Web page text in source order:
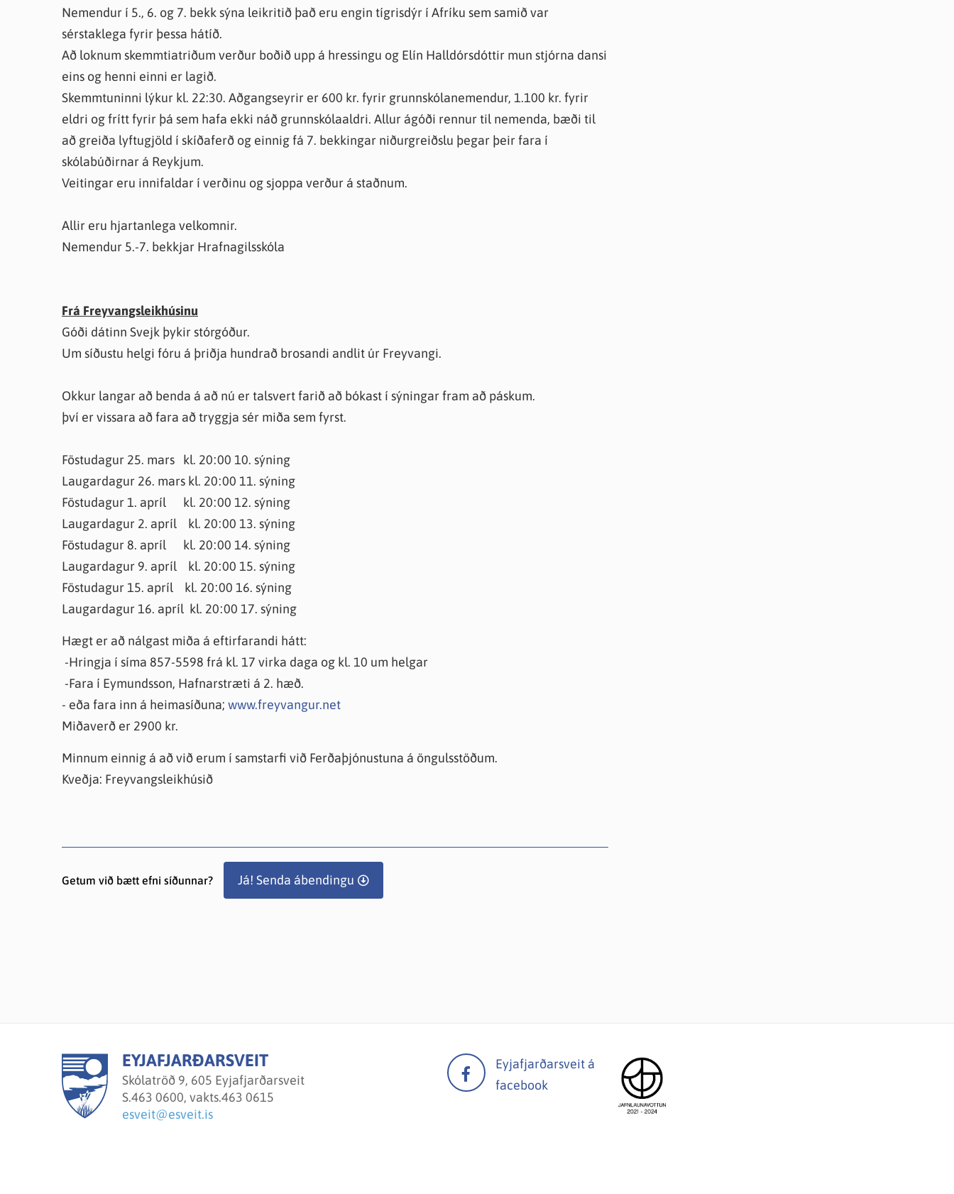
Nemendur í 5., 6. og 7. bekk sýna leikritið það eru engin tígrisdýr í Afríku sem samið var
sérstaklega fyrir þessa hátíð.
Að loknum skemmtiatriðum verður boðið upp á hressingu og Elín Halldórsdóttir mun stjórna dansi
eins og henni einni er lagið.
Skemmtuninni lýkur kl. 22:30. Aðgangseyrir er 600 kr. fyrir grunnskólanemendur, 1.100 kr. fyrir
eldri og frítt fyrir þá sem hafa ekki náð grunnskólaaldri. Allur ágóði rennur til nemenda, bæði til
að greiða lyftugjöld í skíðaferð og einnig fá 7. bekkingar niðurgreiðslu þegar þeir fara í
skólabúðirnar á Reykjum.
Veitingar eru innifaldar í verðinu og sjoppa verður á staðnum.
Allir eru hjartanlega velkomnir.
Nemendur 5.-7. bekkjar Hrafnagilsskóla
Frá Freyvangsleikhúsinu
Góði dátinn Svejk þykir stórgóður.
Um síðustu helgi fóru á þriðja hundrað brosandi andlit úr Freyvangi.
Okkur langar að benda á að nú er talsvert farið að bókast í sýningar fram að páskum.
því er vissara að fara að tryggja sér miða sem fyrst.
Föstudagur 25. mars kl. 20:00 10. sýning
Laugardagur 26. mars kl. 20:00 11. sýning
Föstudagur 1. apríl kl. 20:00 12. sýning
Laugardagur 2. apríl kl. 20:00 13. sýning
Föstudagur 8. apríl kl. 20:00 14. sýning
Laugardagur 9. apríl kl. 20:00 15. sýning
Föstudagur 15. apríl kl. 20:00 16. sýning
Laugardagur 16. apríl kl. 20:00 17. sýning
Hægt er að nálgast miða á eftirfarandi hátt:
-Hringja í síma 857-5598 frá kl. 17 virka daga og kl. 10 um helgar
-Fara í Eymundsson, Hafnarstræti á 2. hæð.
- eða fara inn á heimasíðuna; www.freyvangur.net
Miðaverð er 2900 kr.
Minnum einnig á að við erum í samstarfi við Ferðaþjónustuna á öngulsstöðum.
Kveðja: Freyvangsleikhúsið
Getum við bætt efni síðunnar? Já! Senda ábendingu
EYJAFJARÐARSVEIT
Skólatröð 9, 605 Eyjafjarðarsveit
S.463 0600, vakts.463 0615
esveit@esveit.is
Eyjafjarðarsveit á
facebook